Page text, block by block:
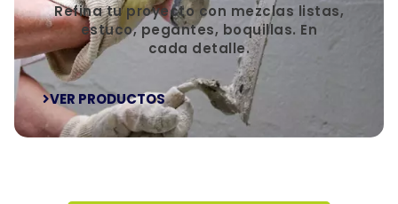
Refina tu proyecto con mezclas listas,
estuco, pegantes, boquillas. En
cada detalle.
VER PRODUCTOS